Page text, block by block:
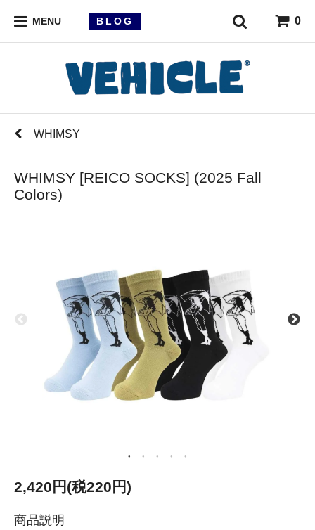
MENU BLOG 0
WHIMSY
WHIMSY [REICO SOCKS] (2025 Fall
Colors)
2,420円(税220円)
商品説明